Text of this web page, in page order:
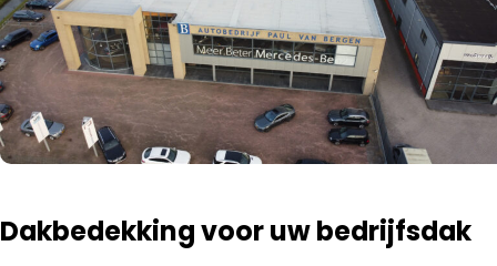
Dakbedekking voor uw bedrijfsdak